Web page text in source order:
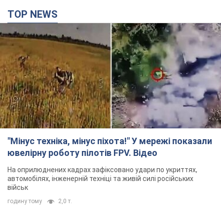
TOP NEWS
"Мінус техніка, мінус піхота!" У мережі показали
ювелірну роботу пілотів FPV. Відео
На оприлюднених кадрах зафіксовано удари по укриттях,
автомобілях, інженерній техніці та живій силі російських
військ
годину тому 2,0 т.